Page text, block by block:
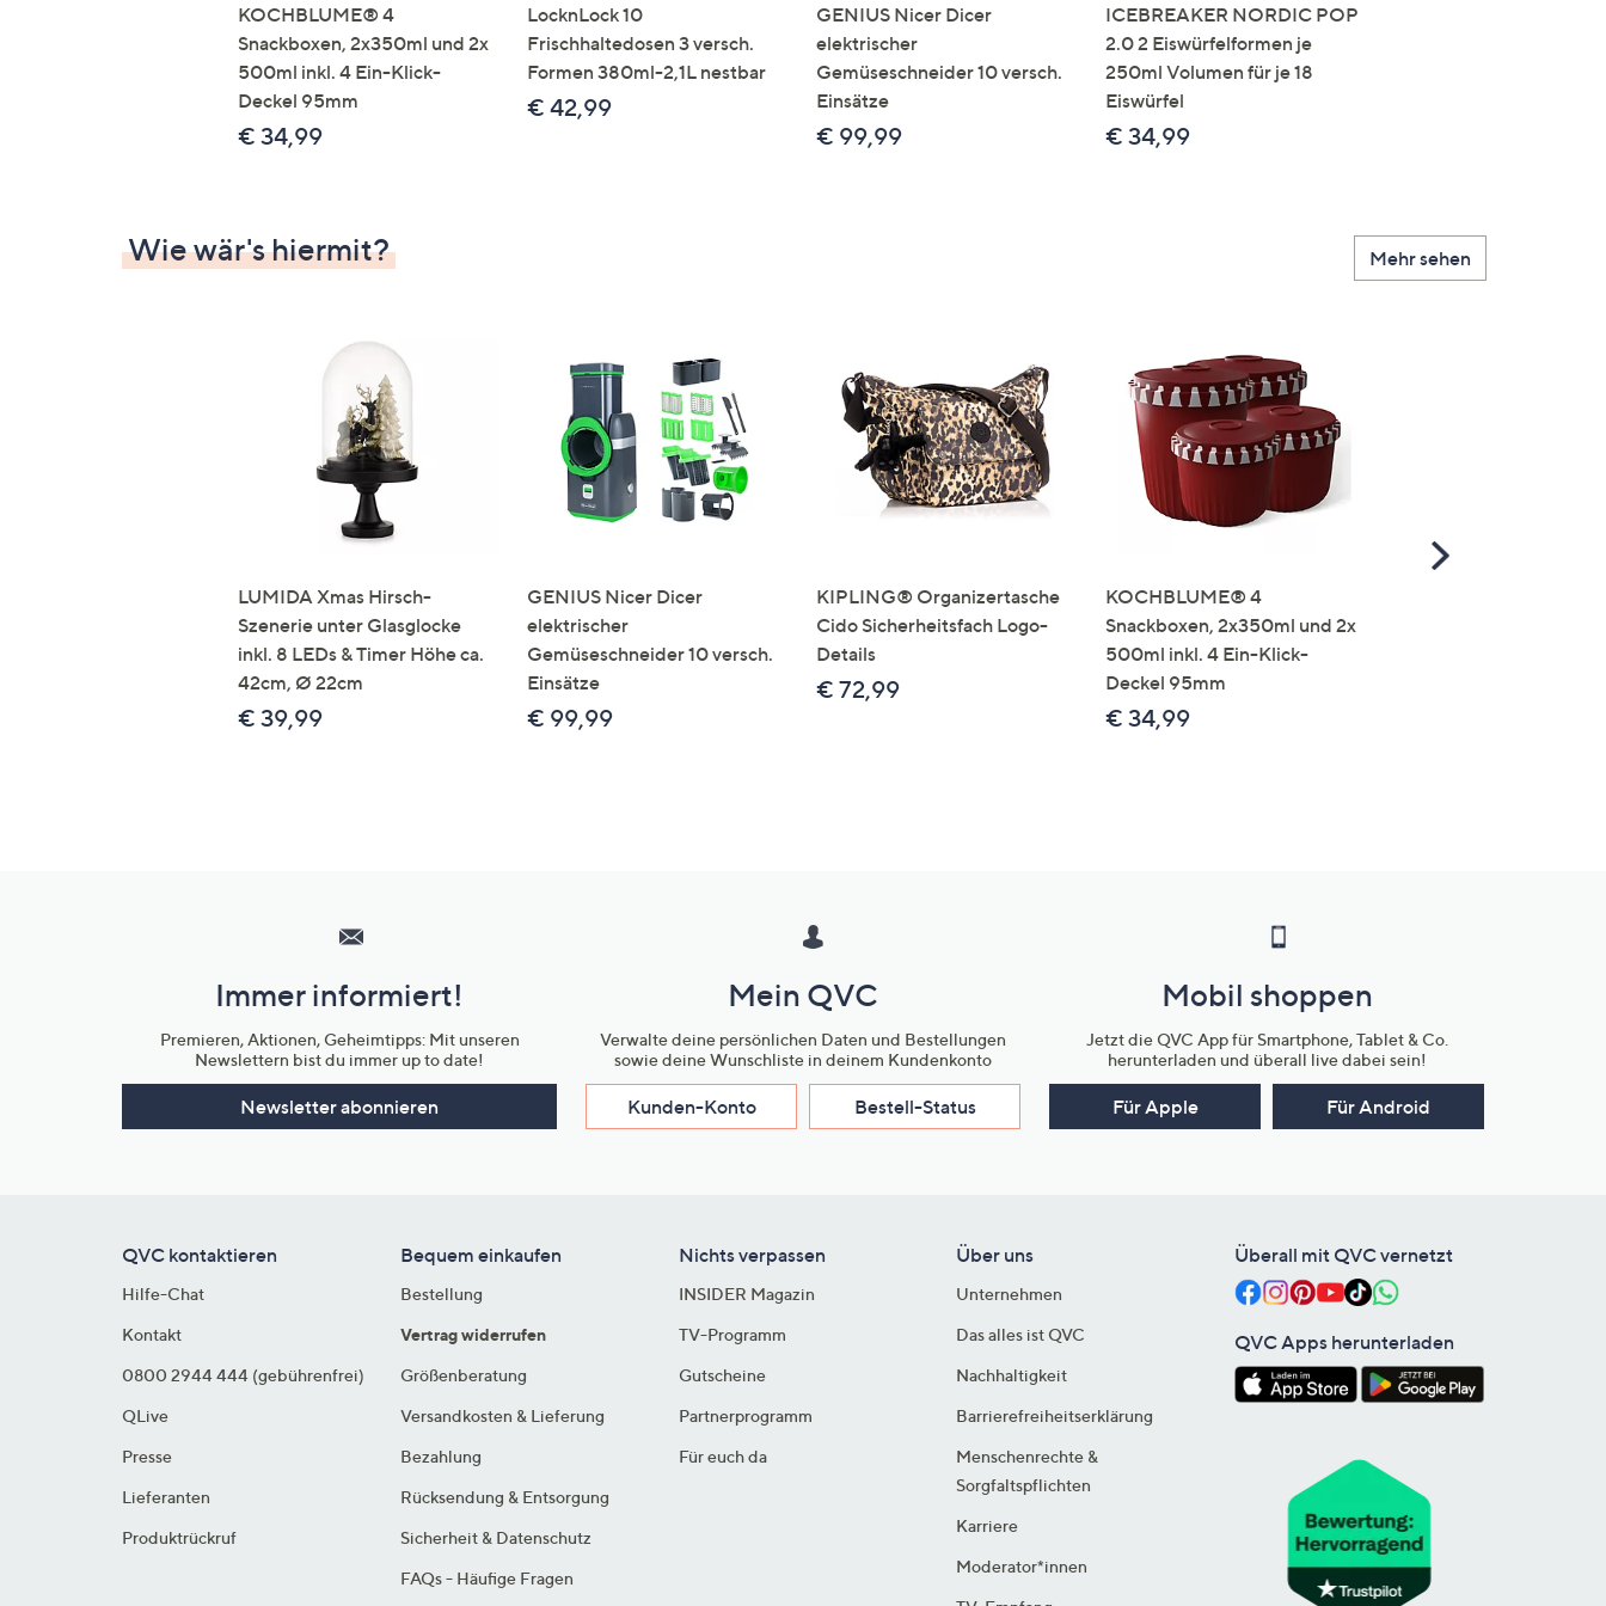
KOCHBLUME® 4
Snackboxen, 2x350ml und 2x
500ml inkl. 4 Ein-Klick-
Deckel 95mm
€ 34,99
LocknLock 10
Frischhaltedosen 3 versch.
Formen 380ml-2,1L nestbar
€ 42,99
GENIUS Nicer Dicer
elektrischer
Gemüseschneider 10 versch.
Einsätze
€ 99,99
ICEBREAKER NORDIC POP
2.0 2 Eiswürfelformen je
250ml Volumen für je 18
Eiswürfel
€ 34,99
Wie wär's hiermit? Mehr sehen
LUMIDA Xmas Hirsch-
Szenerie unter Glasglocke
inkl. 8 LEDs & Timer Höhe ca.
42cm, Ø 22cm
€ 39,99
GENIUS Nicer Dicer
elektrischer
Gemüseschneider 10 versch.
Einsätze
€ 99,99
KIPLING® Organizertasche
Cido Sicherheitsfach Logo-
Details
€ 72,99
KOCHBLUME® 4
Snackboxen, 2x350ml und 2x
500ml inkl. 4 Ein-Klick-
Deckel 95mm
€ 34,99
Scroll
Right
Unternehmensinformationen
Immer informiert!
Premieren, Aktionen, Geheimtipps: Mit unseren
Newslettern bist du immer up to date!
Newsletter abonnieren
Mein QVC
Verwalte deine persönlichen Daten und Bestellungen
sowie deine Wunschliste in deinem Kundenkonto
Kunden-Konto Bestell-Status
Mobil shoppen
Jetzt die QVC App für Smartphone, Tablet & Co.
herunterladen und überall live dabei sein!
Für Apple Für Android
QVC kontaktieren
Hilfe-Chat
Kontakt
0800 2944 444 (gebührenfrei)
QLive
Presse
Lieferanten
Produktrückruf
Bequem einkaufen
Bestellung
Vertrag widerrufen
Größenberatung
Versandkosten & Lieferung
Bezahlung
Rücksendung & Entsorgung
Sicherheit & Datenschutz
FAQs - Häufige Fragen
Nichts verpassen
INSIDER Magazin
TV-Programm
Gutscheine
Partnerprogramm
Für euch da
Über uns
Unternehmen
Das alles ist QVC
Nachhaltigkeit
Barrierefreiheitserklärung
Menschenrechte &
Sorgfaltspflichten
Karriere
Moderator*innen
Überall mit QVC vernetzt
QVC Apps herunterladen